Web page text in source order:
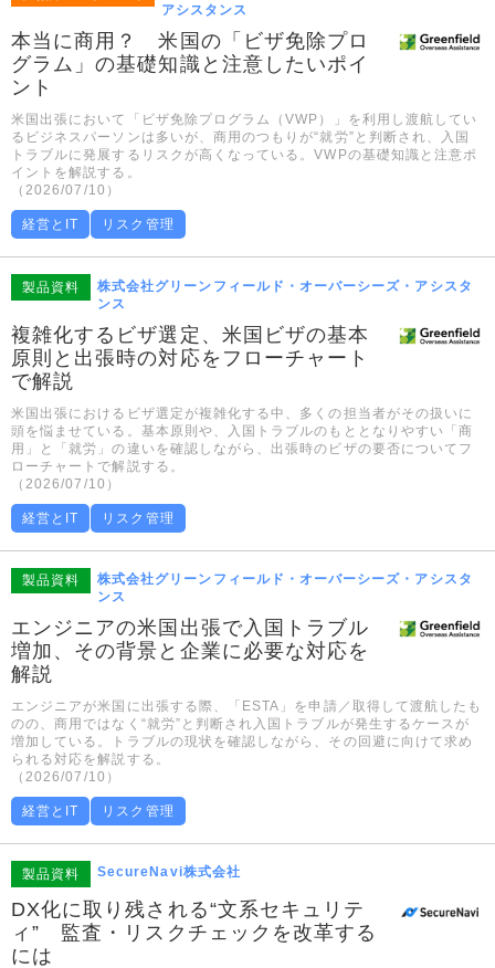
アシスタンス
本当に商用？ 米国の「ビザ免除プロ
グラム」の基礎知識と注意したいポイ
ント
米国出張において「ビザ免除プログラム（VWP）」を利用し渡航してい
るビジネスパーソンは多いが、商用のつもりが“就労”と判断され、入国
トラブルに発展するリスクが高くなっている。VWPの基礎知識と注意ポ
イントを解説する。
（2026/07/10）
経営とIT リスク管理
製品資料
株式会社グリーンフィールド・オーバーシーズ・アシスタ
ンス
複雑化するビザ選定、米国ビザの基本
原則と出張時の対応をフローチャート
で解説
米国出張におけるビザ選定が複雑化する中、多くの担当者がその扱いに
頭を悩ませている。基本原則や、入国トラブルのもととなりやすい「商
用」と「就労」の違いを確認しながら、出張時のビザの要否についてフ
ローチャートで解説する。
（2026/07/10）
経営とIT リスク管理
製品資料
株式会社グリーンフィールド・オーバーシーズ・アシスタ
ンス
エンジニアの米国出張で入国トラブル
増加、その背景と企業に必要な対応を
解説
エンジニアが米国に出張する際、「ESTA」を申請／取得して渡航したも
のの、商用ではなく“就労”と判断され入国トラブルが発生するケースが
増加している。トラブルの現状を確認しながら、その回避に向けて求め
られる対応を解説する。
（2026/07/10）
経営とIT リスク管理
製品資料 SecureNavi株式会社
DX化に取り残される“文系セキュリテ
ィ” 監査・リスクチェックを改革する
には